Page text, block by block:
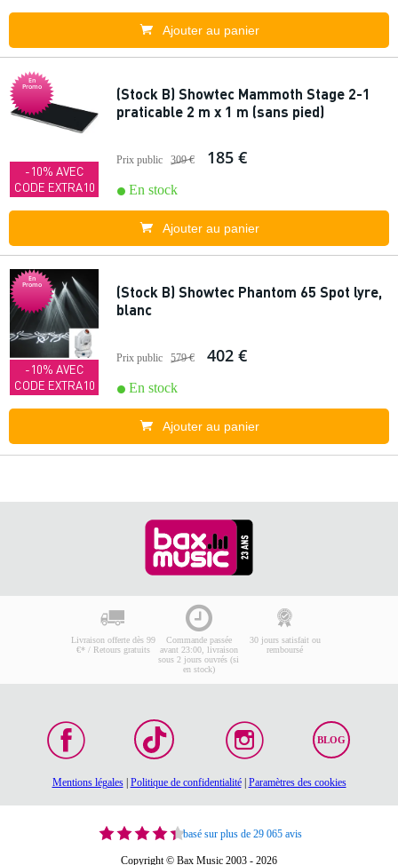
Ajouter au panier
En
Promo
-10% AVEC
CODE EXTRA10
(Stock B) Showtec Mammoth Stage 2-1
praticable 2 m x 1 m (sans pied)
Prix public 309 € 185 €
En stock
Ajouter au panier
En
Promo
-10% AVEC
CODE EXTRA10
(Stock B) Showtec Phantom 65 Spot lyre,
blanc
Prix public 579 € 402 €
En stock
Ajouter au panier
Livraison offerte dès 99
€* / Retours gratuits
Commande passée
avant 23:00, livraison
sous 2 jours ouvrés (si
en stock)
30 jours satisfait ou
remboursé
BLOG
Mentions légales| Politique de confidentialité| Paramètres des cookies
basé sur plus de 29 065 avis
Copyright © Bax Music 2003 - 2026